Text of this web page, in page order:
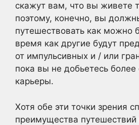
скажут вам, что вы живете
поэтому, конечно, вы
путешествовать как можно
время как другие будут
от импульсивных и / или
пока вы не добьетесь более
карьеры.
Хотя обе эти точки зрения
преимущества путешествий